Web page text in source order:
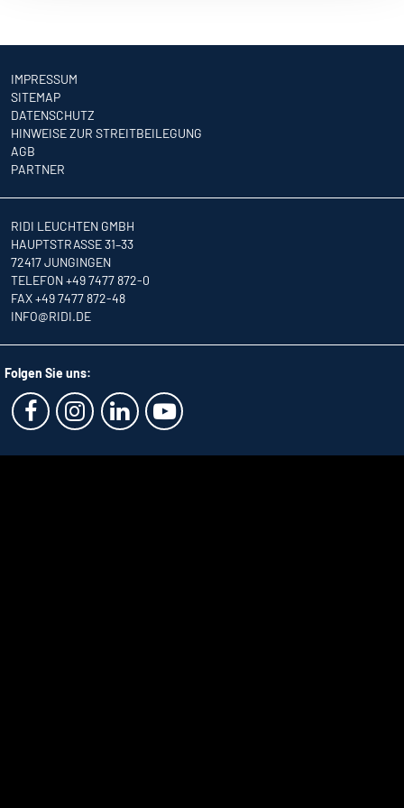
IMPRESSUM
SITEMAP
DATENSCHUTZ
HINWEISE ZUR STREITBEILEGUNG
AGB
PARTNER
RIDI LEUCHTEN GMBH
HAUPTSTRASSE 31–33
72417 JUNGINGEN
TELEFON +49 7477 872-0
FAX +49 7477 872-48
INFO@RIDI.DE
Folgen Sie uns: